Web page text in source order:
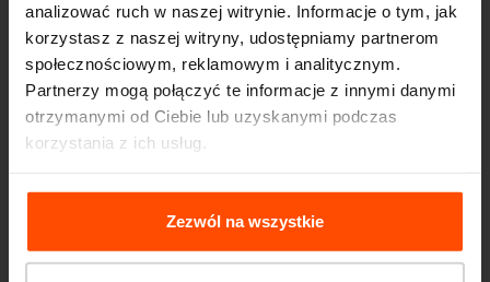
analizować ruch w naszej witrynie. Informacje o tym, jak
korzystasz z naszej witryny, udostępniamy partnerom
społecznościowym, reklamowym i analitycznym.
Partnerzy mogą połączyć te informacje z innymi danymi
otrzymanymi od Ciebie lub uzyskanymi podczas
korzystania z ich usług.
Więcej informacji można znaleźć na stroniePrinciples
Relating to the Processing Personal Data
Zezwól na wszystkie
Seattle – Popup park